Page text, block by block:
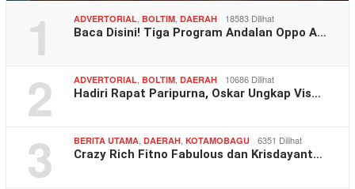
1 ADVERTORIAL BOLTIM DAERAH 18583 Dilihat
Baca Disini! Tiga Program Andalan Oppo A…
2 ADVERTORIAL BOLTIM DAERAH 10686 Dilihat
Hadiri Rapat Paripurna, Oskar Ungkap Vis…
3 BERITA UTAMA DAERAH KOTAMOBAGU 6351 Dilihat
Crazy Rich Fitno Fabulous dan Krisdayant…